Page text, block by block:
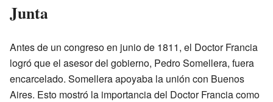
Junta
Antes de un congreso en junio de 1811, el Doctor Francia
logró que el asesor del gobierno, Pedro Somellera, fuera
encarcelado. Somellera apoyaba la unión con Buenos
Aires. Esto mostró la importancia del Doctor Francia como